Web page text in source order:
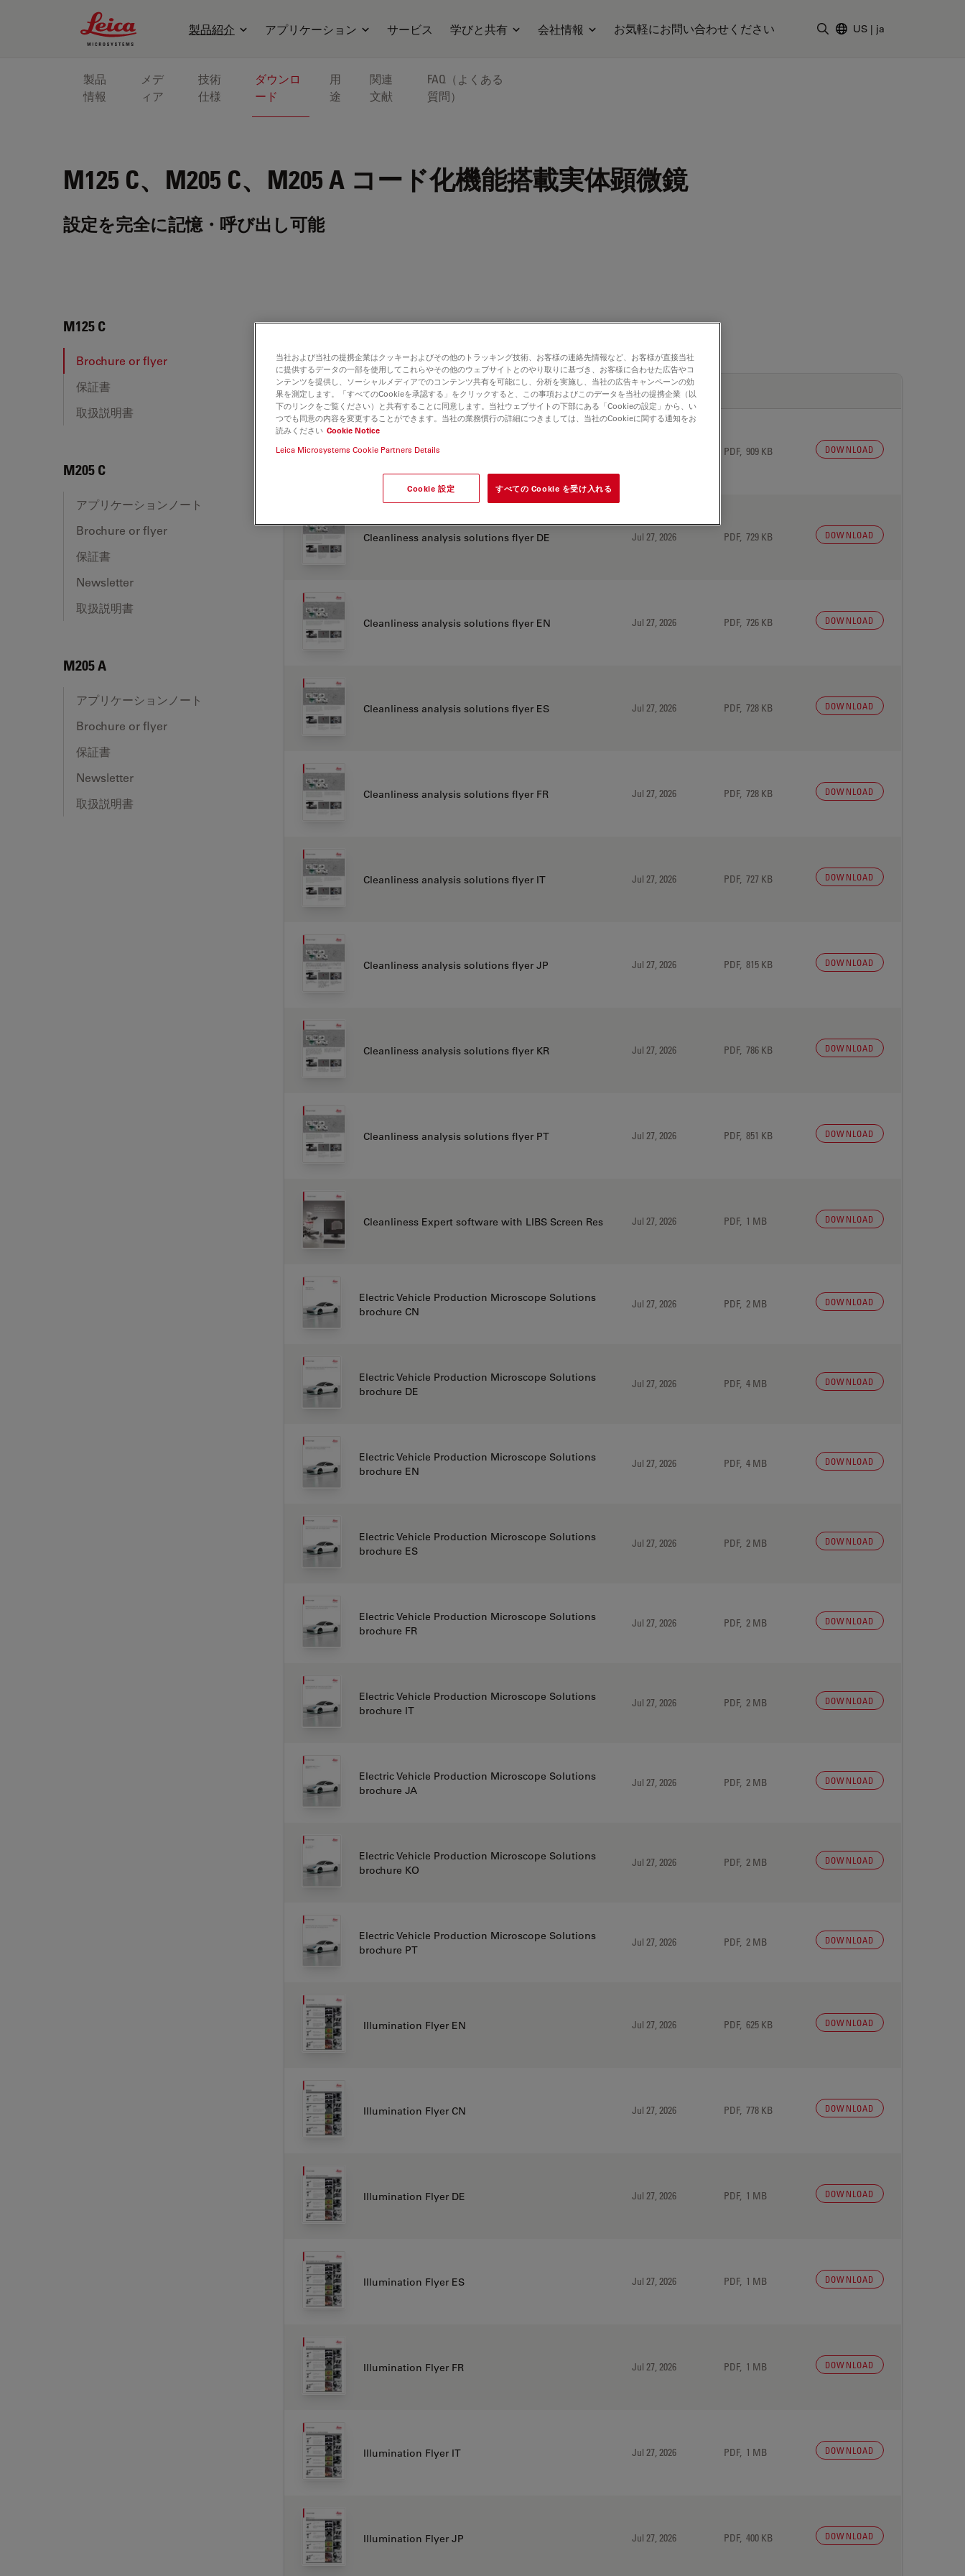
Leica Microsystems Logo
製品紹介 アプリケーション サービス 学びと共有 会社情報 お気軽にお問い合わせください US | ja
製品
情報
メデ
ィア
技術
仕様
ダウンロ
ード
用
途
関連
文献
FAQ（よくある
質問）
M125 C、M205 C、M205 A コード化機能搭載実体顕微鏡
設定を完全に記憶・呼び出し可能
M125 C
Brochure or flyer
保証書
取扱説明書
M205 C
アプリケーションノート
Brochure or flyer
保証書
Newsletter
取扱説明書
M205 A
アプリケーションノート
Brochure or flyer
保証書
Newsletter
取扱説明書
M125 C
BROCHURE OR FLYER
Cleanliness analysis solutions flyer CN PDF, 909 KB DOWNLOAD
Cleanliness analysis solutions flyer DE Jul 27, 2026 PDF, 729 KB DOWNLOAD
Cleanliness analysis solutions flyer EN Jul 27, 2026 PDF, 726 KB DOWNLOAD
Cleanliness analysis solutions flyer ES Jul 27, 2026 PDF, 728 KB DOWNLOAD
Cleanliness analysis solutions flyer FR Jul 27, 2026 PDF, 728 KB DOWNLOAD
Cleanliness analysis solutions flyer IT Jul 27, 2026 PDF, 727 KB DOWNLOAD
Cleanliness analysis solutions flyer JP Jul 27, 2026 PDF, 815 KB DOWNLOAD
Cleanliness analysis solutions flyer KR Jul 27, 2026 PDF, 786 KB DOWNLOAD
Cleanliness analysis solutions flyer PT Jul 27, 2026 PDF, 851 KB DOWNLOAD
Cleanliness Expert software with LIBS Screen Res Jul 27, 2026 PDF, 1 MB DOWNLOAD
Electric Vehicle Production Microscope Solutions
brochure CN
Jul 27, 2026 PDF, 2 MB DOWNLOAD
Electric Vehicle Production Microscope Solutions
brochure DE
Jul 27, 2026 PDF, 4 MB DOWNLOAD
Electric Vehicle Production Microscope Solutions
brochure EN
Jul 27, 2026 PDF, 4 MB DOWNLOAD
Electric Vehicle Production Microscope Solutions
brochure ES
Jul 27, 2026 PDF, 2 MB DOWNLOAD
Electric Vehicle Production Microscope Solutions
brochure FR
Jul 27, 2026 PDF, 2 MB DOWNLOAD
Electric Vehicle Production Microscope Solutions
brochure IT
Jul 27, 2026 PDF, 2 MB DOWNLOAD
Electric Vehicle Production Microscope Solutions
brochure JA
Jul 27, 2026 PDF, 2 MB DOWNLOAD
Electric Vehicle Production Microscope Solutions
brochure KO
Jul 27, 2026 PDF, 2 MB DOWNLOAD
Electric Vehicle Production Microscope Solutions
brochure PT
Jul 27, 2026 PDF, 2 MB DOWNLOAD
Illumination Flyer EN Jul 27, 2026 PDF, 625 KB DOWNLOAD
Illumination Flyer CN Jul 27, 2026 PDF, 778 KB DOWNLOAD
Illumination Flyer DE Jul 27, 2026 PDF, 1 MB DOWNLOAD
Illumination Flyer ES Jul 27, 2026 PDF, 1 MB DOWNLOAD
Illumination Flyer FR Jul 27, 2026 PDF, 1 MB DOWNLOAD
Illumination Flyer IT Jul 27, 2026 PDF, 1 MB DOWNLOAD
Illumination Flyer JP Jul 27, 2026 PDF, 400 KB DOWNLOAD
当社および当社の提携企業はクッキーおよびその他のトラッキング技術、お客様の連絡先情報など、お客様が直接当社
に提供するデータの一部を使用してこれらやその他のウェブサイトとのやり取りに基づき、お客様に合わせた広告やコ
ンテンツを提供し、ソーシャルメディアでのコンテンツ共有を可能にし、分析を実施し、当社の広告キャンペーンの効
果を測定します。「すべてのCookieを承認する」をクリックすると、この事項およびこのデータを当社の提携企業（以
下のリンクをご覧ください）と共有することに同意します。当社ウェブサイトの下部にある「Cookieの設定」から、い
つでも同意の内容を変更することができます。当社の業務慣行の詳細につきましては、当社のCookieに関する通知をお
読みください Cookie Notice
Leica Microsystems Cookie Partners Details
Cookie 設定 すべての Cookie を受け入れる